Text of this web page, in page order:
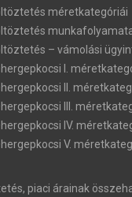
méretkategóriái
– vámolási
I.
II.
III.
IV.
V.
piaci árainak